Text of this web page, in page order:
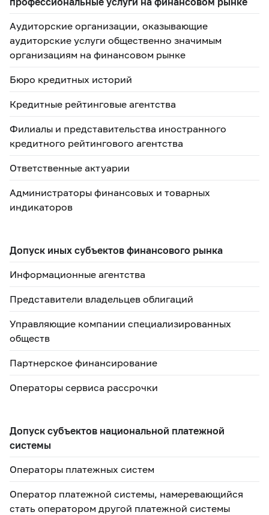
Аудиторские организации, оказывающие
аудиторские услуги общественно значимым
организациям на финансовом рынке
Бюро кредитных историй
Кредитные рейтинговые агентства
Филиалы и представительства иностранного
кредитного рейтингового агентства
Ответственные актуарии
Администраторы финансовых и товарных
индикаторов
Допуск иных субъектов финансового рынка
Информационные агентства
Представители владельцев облигаций
Управляющие компании специализированных
обществ
Партнерское финансирование
Операторы сервиса рассрочки
Допуск субъектов национальной платежной
системы
Операторы платежных систем
Оператор платежной системы, намеревающийся
стать оператором другой платежной системы